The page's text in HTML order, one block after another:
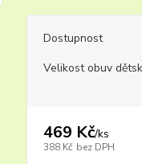
Dostupnost
Velikost obuv
469 Kč/ks
388 Kč bez DPH